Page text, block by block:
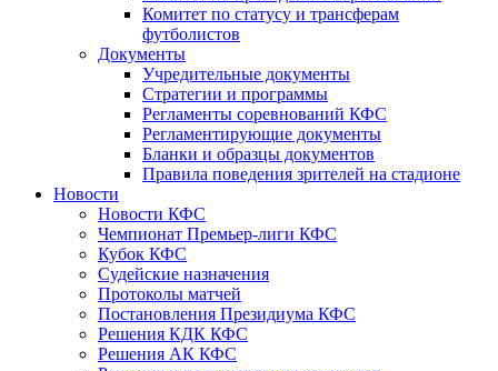
Комитет по статусу и трансферам
футболистов
Документы
Учредительные документы
Стратегии и программы
Регламенты соревнований КФС
Регламентирующие документы
Бланки и образцы документов
Правила поведения зрителей на стадионе
Новости
Новости КФС
Чемпионат Премьер-лиги КФС
Кубок КФС
Судейские назначения
Протоколы матчей
Постановления Президиума КФС
Решения КДК КФС
Решения АК КФС